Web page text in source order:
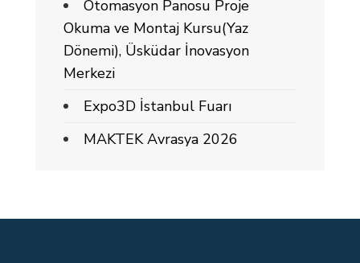
Otomasyon Panosu Proje
Okuma ve Montaj Kursu(Yaz
Dönemi), Üsküdar İnovasyon
Merkezi
Expo3D İstanbul Fuarı
MAKTEK Avrasya 2026